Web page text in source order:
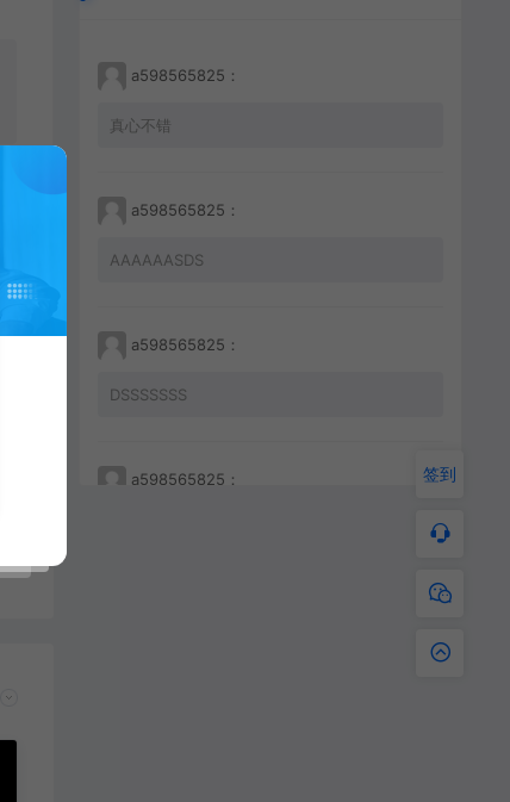
a598565825：
真心不错
a598565825：
AAAAAASDS
a598565825：
DSSSSSSS
a598565825： 签到